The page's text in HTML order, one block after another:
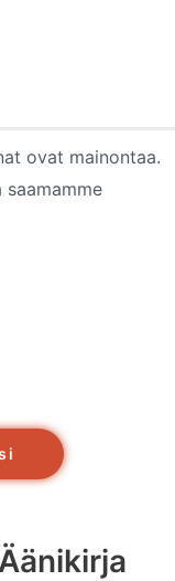
ovat mainontaa.